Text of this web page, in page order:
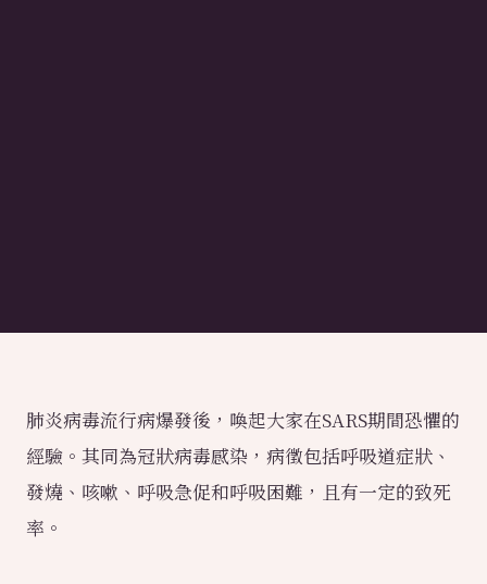
肺炎病毒流行病爆發後，喚起大家在SARS期間恐懼的
經驗。其同為冠狀病毒感染，病徵包括呼吸道症狀、
發燒、咳嗽、呼吸急促和呼吸困難，且有一定的致死
率。